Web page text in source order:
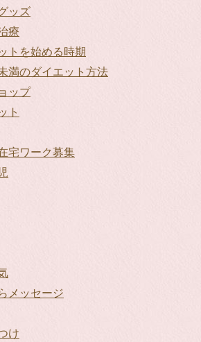
ッズ
療
トを始める時期
満のダイエット方法
ップ
ト
宅ワーク募集
メッセージ
け